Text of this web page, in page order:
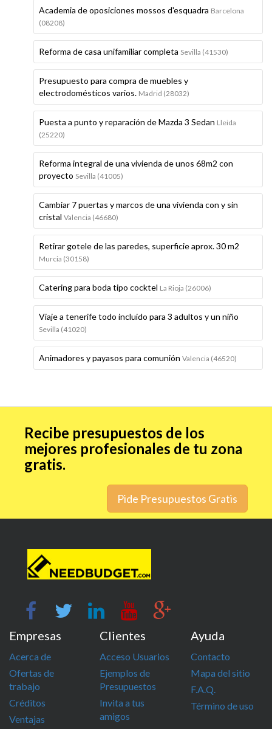
Academia de oposiciones mossos d'esquadra Barcelona
(08208)
Reforma de casa unifamiliar completa Sevilla (41530)
Presupuesto para compra de muebles y
electrodomésticos varios. Madrid (28032)
Puesta a punto y reparación de Mazda 3 Sedan Lleida
(25220)
Reforma integral de una vivienda de unos 68m2 con
proyecto Sevilla (41005)
Cambiar 7 puertas y marcos de una vivienda con y sin
cristal Valencia (46680)
Retirar gotele de las paredes, superficie aprox. 30 m2
Murcia (30158)
Catering para boda tipo cocktel La Rioja (26006)
Viaje a tenerife todo incluido para 3 adultos y un niño
Sevilla (41020)
Animadores y payasos para comunión Valencia (46520)
Recibe presupuestos de los
mejores profesionales de tu zona
gratis.
Pide Presupuestos Gratis
Empresas
Acerca de
Ofertas de
trabajo
Créditos
Ventajas
Clientes
Acceso Usuarios
Ejemplos de
Presupuestos
Invita a tus
amigos
Ayuda
Contacto
Mapa del sitio
F.A.Q.
Término de uso